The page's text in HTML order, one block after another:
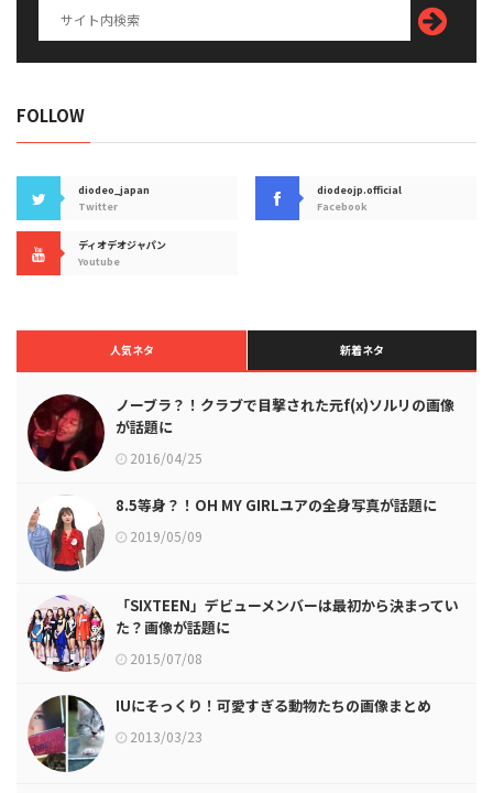
FOLLOW
diodeo_japan
Twitter
diodeojp.official
Facebook
ディオデオジャパン
Youtube
人気ネタ 新着ネタ
ノーブラ？！クラブで目撃された元f(x)ソルリの画像
が話題に
2016/04/25
8.5等身？！OH MY GIRLユアの全身写真が話題に
2019/05/09
「SIXTEEN」デビューメンバーは最初から決まってい
た？画像が話題に
2015/07/08
IUにそっくり！可愛すぎる動物たちの画像まとめ
2013/03/23